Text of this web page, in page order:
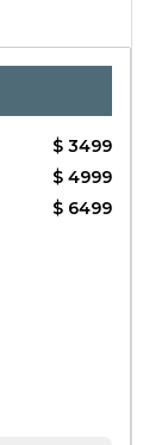
$ 3499
$ 4999
$ 6499